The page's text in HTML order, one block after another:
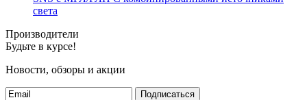
света
Производители
Будьте в курсе!
Новости, обзоры и акции
Подписаться